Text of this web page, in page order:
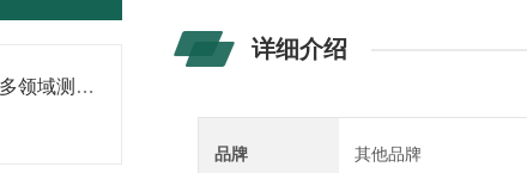
科威尔双向交流源：多领域测试的国产化高效电源装备
详细介绍
品牌 其他品牌